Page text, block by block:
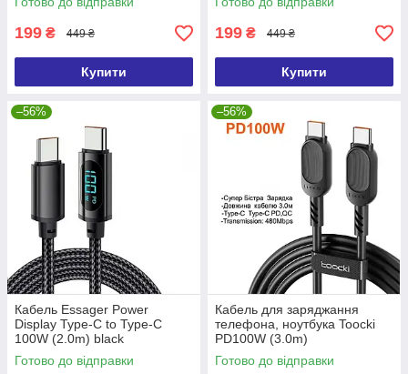
199 ₴ 449 ₴
Купити
199 ₴ 449 ₴
Купити
–56%
Кабель Essager Power
Display Type-C to Type-C
100W (2.0m) black
Готово до відправки
–56%
Кабель для заряджання
телефона, ноутбука Toocki
PD100W (3.0m)
Готово до відправки